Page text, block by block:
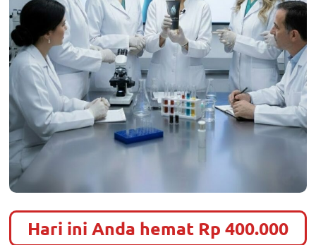
Hari ini Anda hemat Rp 400.000